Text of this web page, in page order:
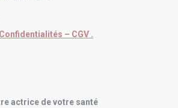
– CGV .
actrice de votre santé